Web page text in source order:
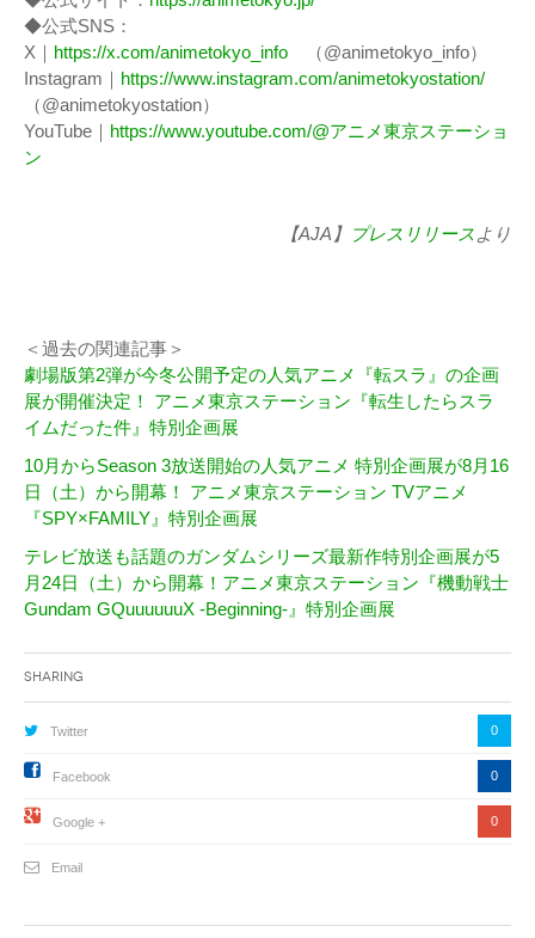
◆公式SNS：
X｜ https://x.com/animetokyo_info （@animetokyo_info）
Instagram｜ https://www.instagram.com/animetokyostation/
（@animetokyostation）
YouTube｜ https://www.youtube.com/@アニメ東京ステーショ
ン
【AJA】 プレスリリースより
＜過去の関連記事＞
劇場版第2弾が今冬公開予定の人気アニメ『転スラ』の企画
展が開催決定！ アニメ東京ステーション『転生したらスラ
イムだった件』特別企画展
10月からSeason 3放送開始の人気アニメ 特別企画展が8月16
日（土）から開幕！ アニメ東京ステーション TVアニメ
『SPY×FAMILY』特別企画展
テレビ放送も話題のガンダムシリーズ最新作特別企画展が5
月24日（土）から開幕！アニメ東京ステーション『機動戦士
Gundam GQuuuuuuX -Beginning-』特別企画展
Sharing
Twitter 0
Facebook 0
Google + 0
Email